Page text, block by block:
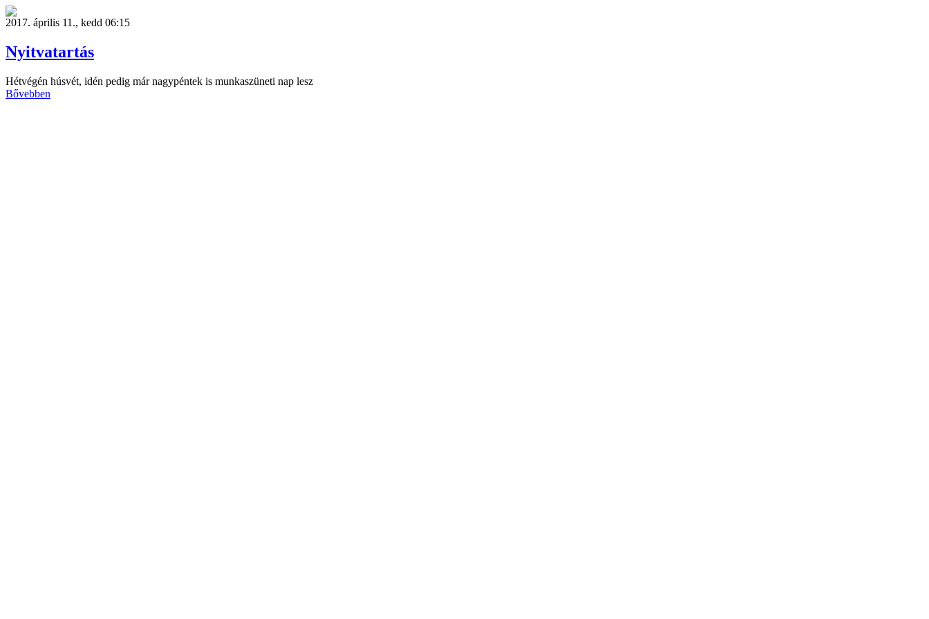
2017. április 11., kedd 06:15
Nyitvatartás
Hétvégén húsvét, idén pedig már nagypéntek is munkaszüneti nap lesz
Bővebben